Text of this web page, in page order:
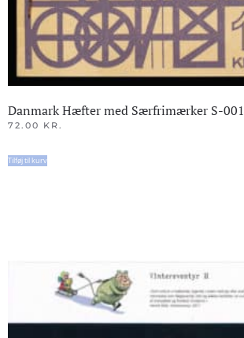
Danmark Hæfter med Særfrimærker S-001
72.00 KR.
Tilføj til kurv